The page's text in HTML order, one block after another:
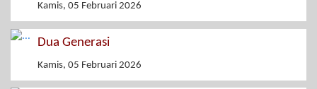
Kamis, 05 Februari 2026
Dua Generasi
Kamis, 05 Februari 2026